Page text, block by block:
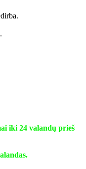
iki 24 valandų prieš